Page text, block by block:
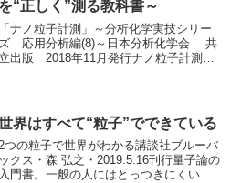
を“正しく”測る教科書～
「ナノ粒子計測」～分析化学実技シリー
ズ 応用分析編(8)～日本分析化学会 共
立出版 2018年11月発行ナノ粒子計測
年、工...
界はすべて“粒子”でできている
つの粒子で世界がわかる講談社ブルーバ
ックス・森 弘之・2019.5.16刊行量子論の
入門書。一般の人にはとっつきにくい量